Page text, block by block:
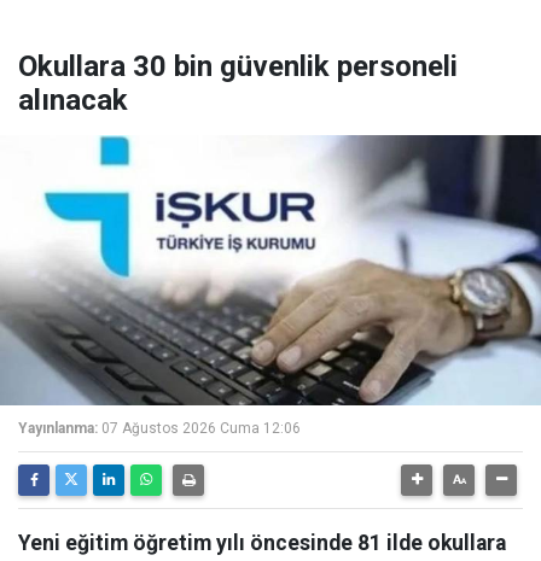
Okullara 30 bin güvenlik personeli
alınacak
Yayınlanma: 07 Ağustos 2026 Cuma 12:06
Yeni eğitim öğretim yılı öncesinde 81 ilde okullara